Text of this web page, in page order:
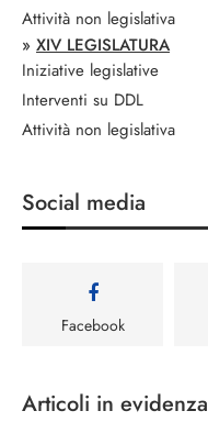
Attività non legislativa
» XIV LEGISLATURA
Iniziative legislative
Interventi su DDL
Attività non legislativa
Social media
Facebook
Articoli in evidenza